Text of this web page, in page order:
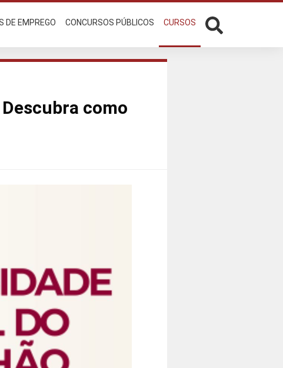
DE EMPREGO CONCURSOS PÚBLICOS CURSOS
como